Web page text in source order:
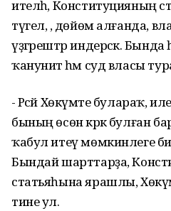
ителһә, Конституцияның
түгел, ә, дөйөм алғанда,
үҙгәрештәр индерәсәк.
ҡануниәт һәм суд власы
- Рәсәй Хөкүмәте булараҡ,
бының өсөн кәрәк булған
ҡабул итеү мөмкинлеге
Бындай шарттарҙа,
статьяһына ярашлы,
тине ул.